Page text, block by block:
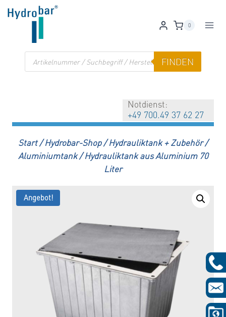
Zum
Inhalt
0
Products
search
FINDEN
Notdienst:
+49 700.49 37 62 27
Start / Hydrobar-Shop / Hydrauliktank + Zubehör /
Aluminiumtank /Hydrauliktank aus Aluminium 70
Liter
Angebot!